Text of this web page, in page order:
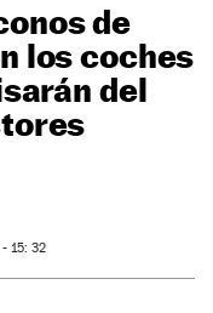
de
los coches
del
- 15: 32